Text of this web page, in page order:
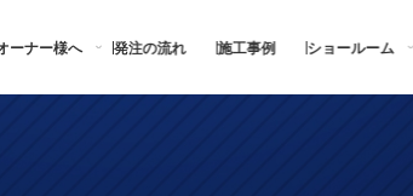
ーナー様へ 発注の流れ 施工事例 ショールーム